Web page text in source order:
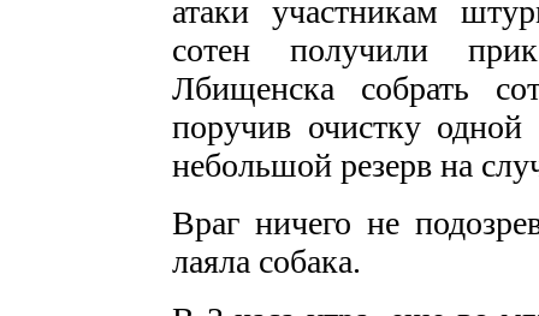
атаки участникам
сотен получили
Лбищенска собрать
поручив очистку
небольшой резерв на
Враг ничего не
лаяла собака.